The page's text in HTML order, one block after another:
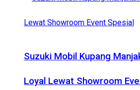
Suzuki Mobil Kupang
Loyal Lewat Showroom